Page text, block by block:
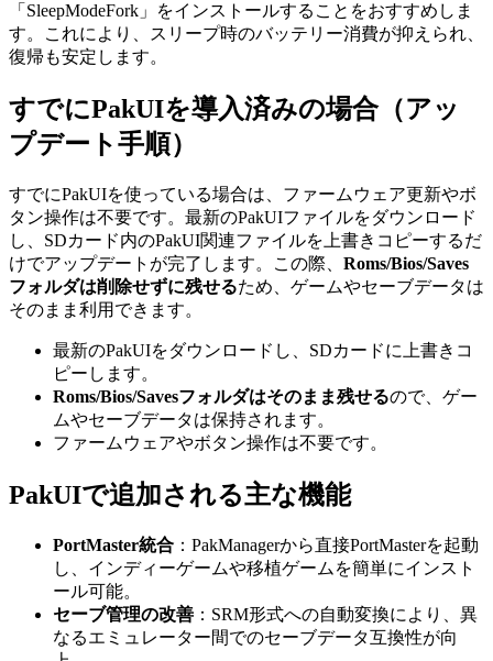
「SleepModeFork」をインストールすることをおすすめしま
す。これにより、スリープ時のバッテリー消費が抑えられ、
復帰も安定します。
すでにPakUIを導入済みの場合（アッ
プデート手順）
すでにPakUIを使っている場合は、ファームウェア更新やボ
タン操作は不要です。最新のPakUIファイルをダウンロード
し、SDカード内のPakUI関連ファイルを上書きコピーするだ
けでアップデートが完了します。この際、 Roms/Bios/Saves
フォルダは削除せずに残せるため、ゲームやセーブデータは
そのまま利用できます。
最新のPakUIをダウンロードし、SDカードに上書きコ
ピーします。
Roms/Bios/Savesフォルダはそのまま残せるので、ゲー
ムやセーブデータは保持されます。
ファームウェアやボタン操作は不要です。
PakUIで追加される主な機能
PortMaster統合 ：PakManagerから直接PortMasterを起動
し、インディーゲームや移植ゲームを簡単にインスト
ール可能。
セーブ管理の改善 ：SRM形式への自動変換により、異
なるエミュレーター間でのセーブデータ互換性が向